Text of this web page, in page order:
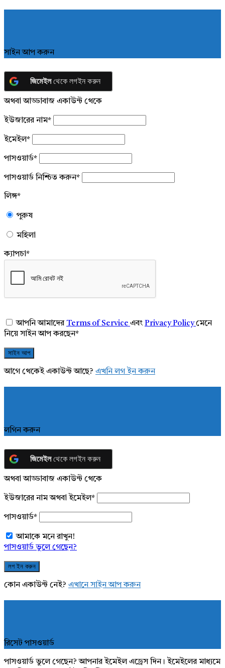
সাইন আপ করুন
জিমেইলথেকে লগইন করুন
অথবা আড্ডাবাজ একাউন্ট থেকে
ইউজারের নাম*
ইমেইল*
পাসওয়ার্ড*
পাসওয়ার্ড নিশ্চিত করুন*
লিঙ্গ*
পুরুষ
মহিলা
ক্যাপচা*
আপনি আমাদেরTerms of Service এবং Privacy Policyমেনে
নিয়ে সাইন আপ করছেন*
আগে থেকেই একাউন্ট আছে? এখনি লগ ইন করুন
লগিন করুন
জিমেইলথেকে লগইন করুন
অথবা আড্ডাবাজ একাউন্ট থেকে
ইউজারের নাম অথবা ইমেইল*
পাসওয়ার্ড*
আমাকে মনে রাখুন!
পাসওয়ার্ড ভুলে গেছেন?
কোন একাউন্ট নেই? এখানে সাইন আপ করুন
রিসেট পাসওয়ার্ড
পাসওয়ার্ড ভুলে গেছেন? আপনার ইমেইল এড্রেস দিন। ইমেইলের মাধ্যমে